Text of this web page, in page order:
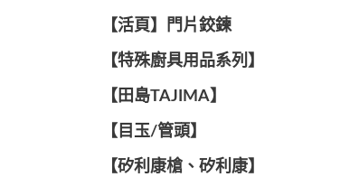
【活頁】門片鉸鍊
【特殊廚具用品系列】
【田島TAJIMA】
【目玉/管頭】
【矽利康槍、矽利康】